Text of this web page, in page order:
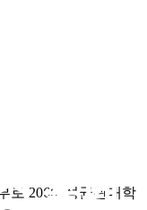
홈페
로 2066, 성균관대학